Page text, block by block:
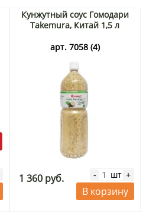
Кунжутный соус Гомодари
Takemura, Китай 1,5 л
арт. 7058 (4)
1 360 руб. - шт +
В корзину